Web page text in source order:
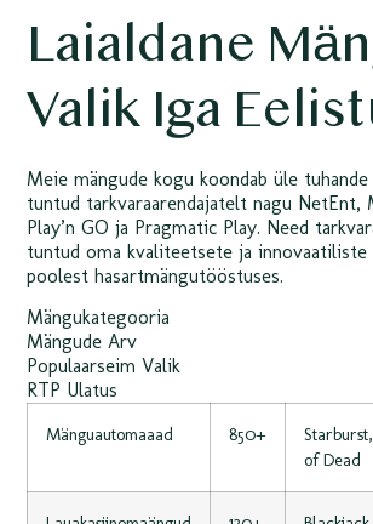
Laialdane
Valik Iga
Meie mängude kogu koondab üle
tuntud tarkvaraarendajatelt nagu NetEnt,
Play’n GO ja Pragmatic Play. Need
tuntud oma kvaliteetsete ja innovaatiliste
poolest hasartmängutööstuses.
Mängukategooria
Mängude Arv
Populaarseim Valik
RTP Ulatus
Mänguautomaaad 850+
of Dead